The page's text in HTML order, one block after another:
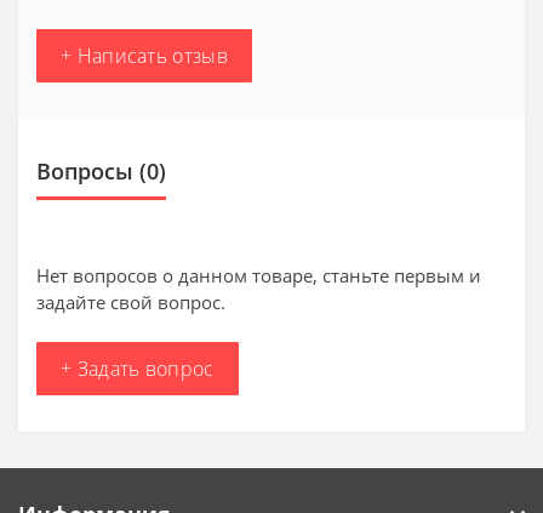
+ Написать отзыв
Вопросы (0)
Нет вопросов о данном товаре, станьте первым и
задайте свой вопрос.
+ Задать вопрос